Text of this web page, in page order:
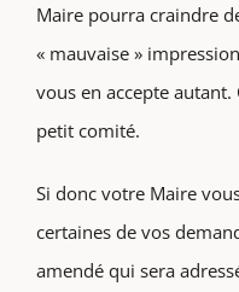
Maire pourra craindre
« mauvaise »
vous en accepte autant.
petit comité.
Si donc votre Maire
certaines de vos
amendé qui sera